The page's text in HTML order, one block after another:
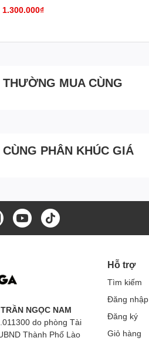
1.300.000₫
MUA CÙNG
PHÂN KHÚC GIÁ
NGỌC NAM
do phòng Tài
Thành Phố Lào
Hỗ trợ
Tìm kiếm
Đăng nhập
Đăng ký
Giỏ hàng